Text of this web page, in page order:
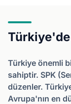
Türkiye önemli
sahiptir. SPK
düzenler.
Avrupa'nın en